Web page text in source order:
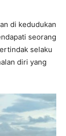
di kedudukan
seorang
selaku
diri yang